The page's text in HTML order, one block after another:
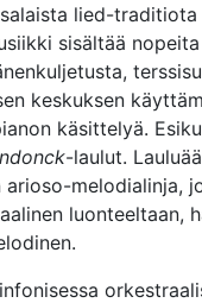
lied-traditiota
sisältää
keskuksen
käsittelyä.
-laulut.
arioso-melodialinja,
luonteeltaan,